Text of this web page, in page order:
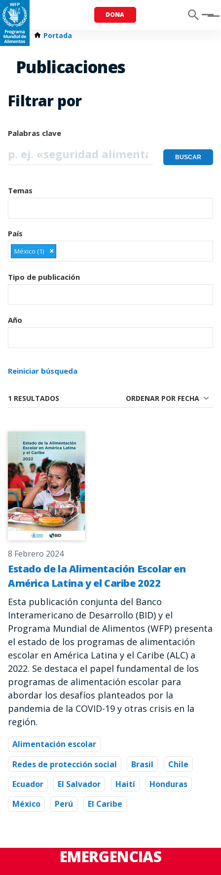
DONA Menu
Portada
Publicaciones
Filtrar por
Palabras clave
Temas
País
México (1) ×
Tipo de publicación
Año
Reiniciar búsqueda
1 RESULTADOS ORDENAR POR FECHA
8 Febrero 2024
Estado de la Alimentación Escolar en
América Latina y el Caribe 2022
Esta publicación conjunta del Banco
Interamericano de Desarrollo (BID) y el
Programa Mundial de Alimentos (WFP) presenta
el estado de los programas de alimentación
escolar en América Latina y el Caribe (ALC) a
2022. Se destaca el papel fundamental de los
programas de alimentación escolar para
abordar los desafíos planteados por la
pandemia de la COVID-19 y otras crisis en la
región.
Alimentación escolar
Redes de protección social
Brasil
Chile
Ecuador
El Salvador Haití
Honduras
México
Perú El Caribe
EMERGENCIAS